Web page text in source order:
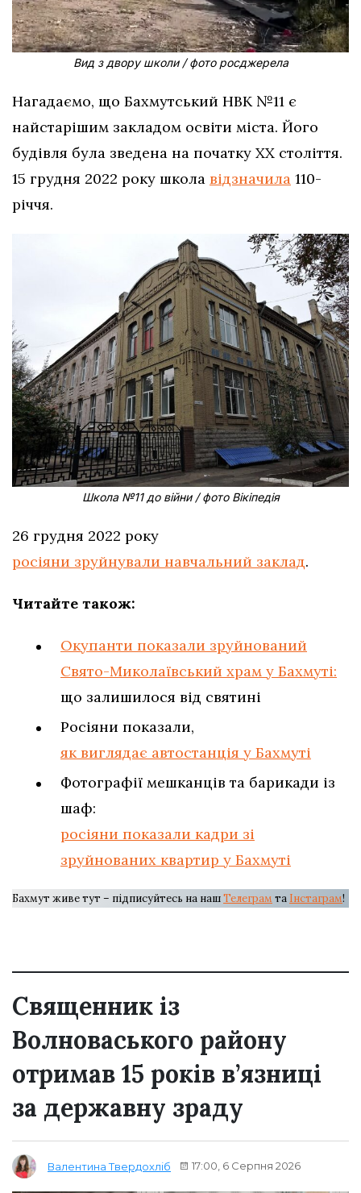
Вид з двору школи / фото росджерела
Нагадаємо, що Бахмутський НВК №11 є
найстарішим закладом освіти міста. Його
будівля була зведена на початку ХХ століття.
15 грудня 2022 року школа відзначила 110-
річчя.
Школа №11 до війни / фото Вікіпедія
26 грудня 2022 року
росіяни зруйнували навчальний заклад.
Читайте також:
Окупанти показали зруйнований
Свято-Миколаївський храм у Бахмуті:
що залишилося від святині
Росіяни показали,
як виглядає автостанція у Бахмуті
Фотографії мешканців та барикади із
шаф:
росіяни показали кадри зі
зруйнованих квартир у Бахмуті
Бахмут живе тут – підписуйтесь на нашТелеграм та Інстаграм!
Священник із
Волноваського району
отримав 15 років в’язниці
за державну зраду
Валентина Твердохліб 17:00, 6 Серпня 2026